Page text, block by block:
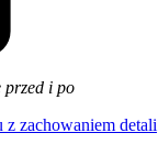
przed i po